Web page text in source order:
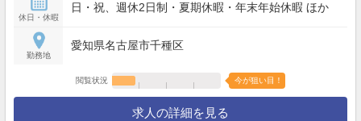
休日・休暇
日・祝、週休2日制・夏期休暇・年末年始休暇 ほか
勤務地
愛知県名古屋市千種区
閲覧状況 今が狙い目！
求人の詳細を見る